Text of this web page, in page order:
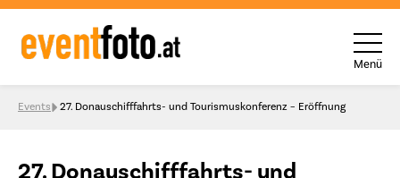
Skip to content
Menü
Events 27. Donauschifffahrts- und Tourismuskonferenz – Eröffnung
27. Donauschifffahrts- und